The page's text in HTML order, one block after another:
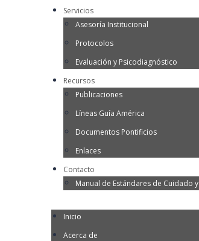
Servicios
Asesoría Institucional
Protocolos
Evaluación y Psicodiagnóstico
Recursos
Publicaciones
Líneas Guía América
Documentos Pontificios
Enlaces
Contacto
Manual de Estándares de Cuidado
Inicio
Acerca de